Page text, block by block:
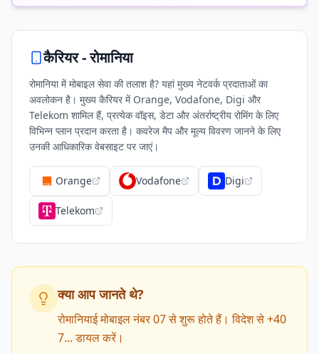
कैरियर -रोमानिया
रोमानिया में मोबाइल सेवा की तलाश है? यहां मुख्य नेटवर्क प्रदाताओं का
अवलोकन है। मुख्य कैरियर में Orange, Vodafone, Digi और
Telekom शामिल हैं, प्रत्येक वॉइस, डेटा और अंतर्राष्ट्रीय रोमिंग के लिए
विभिन्न प्लान प्रदान करता है। कवरेज मैप और मूल्य विवरण जानने के लिए
उनकी आधिकारिक वेबसाइट पर जाएं।
Orange Vodafone Digi
Telekom
क्या आप जानते थे?
रोमानियाई मोबाइल नंबर 07 से शुरू होते हैं। विदेश से +40
7... डायल करें।